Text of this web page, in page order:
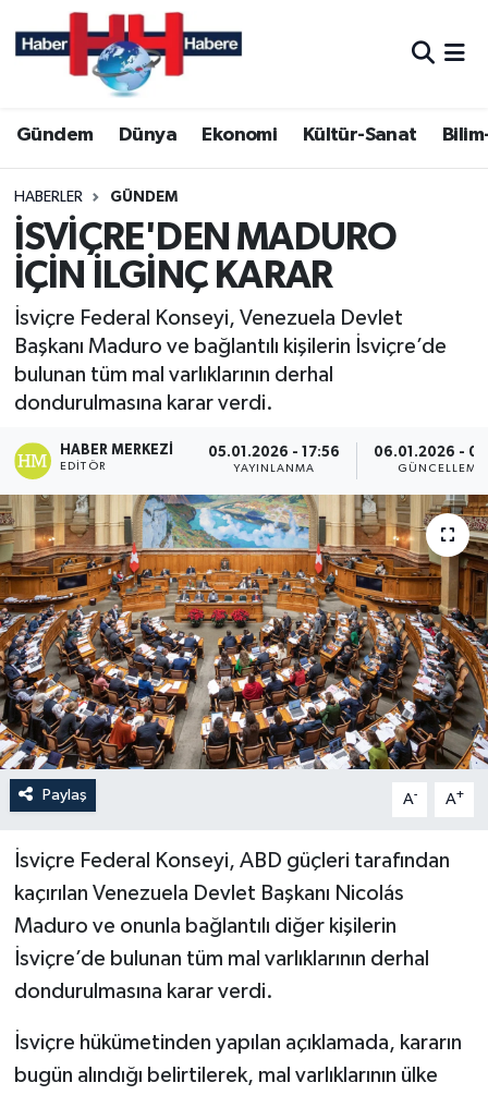
Gündem Dünya Ekonomi Kültür-Sanat
HABERLER GÜNDEM
İSVİÇRE'DEN MADURO
İÇİN İLGİNÇ KARAR
İsviçre Federal Konseyi, Venezuela Devlet
Başkanı Maduro ve bağlantılı kişilerin İsviçre’de
bulunan tüm mal varlıklarının derhal
dondurulmasına karar verdi.
HABER MERKEZI
EDITÖR
05.01.2026 - 17:56
YAYINLANMA
06.01.2026 -
GÜNCELLEME
Paylaş A- A+
İsviçre Federal Konseyi, ABD güçleri tarafından
kaçırılan Venezuela Devlet Başkanı Nicolás
Maduro ve onunla bağlantılı diğer kişilerin
İsviçre’de bulunan tüm mal varlıklarının derhal
dondurulmasına karar verdi.
İsviçre hükümetinden yapılan açıklamada, kararın
bugün alındığı belirtilerek, mal varlıklarının ülke
Hava Durumu
Trafik Durumu
Süper Lig Puan Durumu ve Fikstür
Tüm Manşetler